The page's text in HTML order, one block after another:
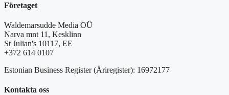
Företaget
Waldemarsudde Media OÜ
Narva mnt 11, Kesklinn
St Julian's 10117, EE
+372 614 0107
Estonian Business Register (Äriregister): 16972177
Kontakta oss